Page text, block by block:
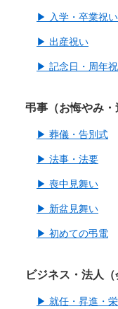
▶ 入学・卒業祝い
▶ 出産祝い
▶ 記念日・周年
弔事（お悔やみ・
▶ 葬儀・告別式
▶ 法事・法要
▶ 喪中見舞い
▶ 新盆見舞い
▶ 初めての弔電
ビジネス・法人
▶ 就任・昇進・